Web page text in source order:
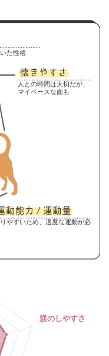
た性格
人との時間は大切だが、
マイペースな面も
やすいため、適度な運動が必